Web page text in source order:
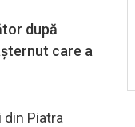
după
care a
Piatra